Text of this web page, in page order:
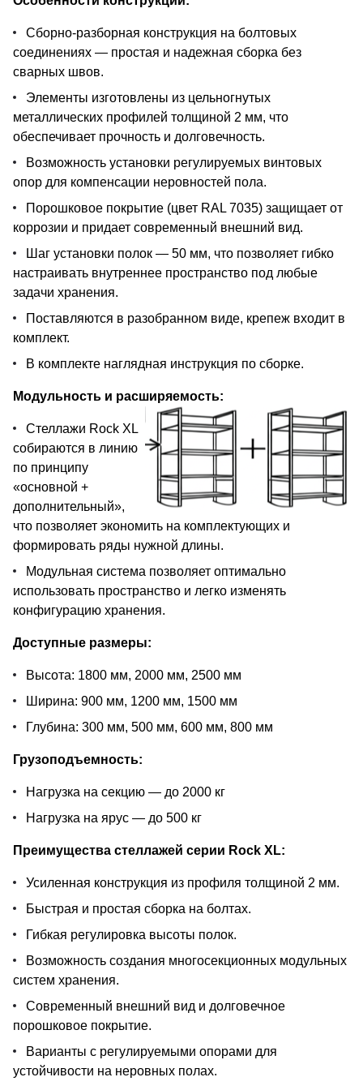
Сборно-разборная конструкция на болтовых
соединениях — простая и надежная сборка без
сварных швов.
Элементы изготовлены из цельногнутых
металлических профилей толщиной 2 мм, что
обеспечивает прочность и долговечность.
Возможность установки регулируемых винтовых
опор для компенсации неровностей пола.
Порошковое покрытие (цвет RAL 7035) защищает от
коррозии и придает современный внешний вид.
Шаг установки полок — 50 мм, что позволяет гибко
настраивать внутреннее пространство под любые
задачи хранения.
Поставляются в разобранном виде, крепеж входит в
комплект.
В комплекте наглядная инструкция по сборке.
Модульность и расширяемость:
Стеллажи Rock XL
собираются в линию
по принципу
«основной +
дополнительный»,
что позволяет экономить на комплектующих и
формировать ряды нужной длины.
Модульная система позволяет оптимально
использовать пространство и легко изменять
конфигурацию хранения.
Доступные размеры:
Высота: 1800 мм, 2000 мм, 2500 мм
Ширина: 900 мм, 1200 мм, 1500 мм
Глубина: 300 мм, 500 мм, 600 мм, 800 мм
Грузоподъемность:
Нагрузка на секцию — до 2000 кг
Нагрузка на ярус — до 500 кг
Преимущества стеллажей серии Rock XL:
Усиленная конструкция из профиля толщиной 2 мм.
Быстрая и простая сборка на болтах.
Гибкая регулировка высоты полок.
Возможность создания многосекционных модульных
систем хранения.
Современный внешний вид и долговечное
порошковое покрытие.
Варианты с регулируемыми опорами для
устойчивости на неровных полах.